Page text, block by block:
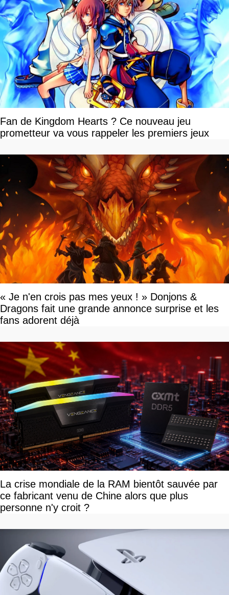
Fan de Kingdom Hearts ? Ce nouveau jeu
prometteur va vous rappeler les premiers jeux
« Je n'en crois pas mes yeux ! » Donjons &
Dragons fait une grande annonce surprise et les
fans adorent déjà
La crise mondiale de la RAM bientôt sauvée par
ce fabricant venu de Chine alors que plus
personne n'y croit ?